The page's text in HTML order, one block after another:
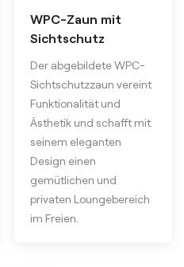
WPC-Zaun mit
Sichtschutz
Der abgebildete WPC-
Sichtschutzzaun vereint
Funktionalität und
Ästhetik und schafft mit
seinem eleganten
Design einen
gemütlichen und
privaten Loungebereich
im Freien.